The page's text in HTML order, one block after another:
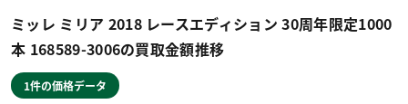
ミッレ ミリア 2018 レースエディション 30周年限定1000
本 168589-3006の買取金額推移
1件の価格データ